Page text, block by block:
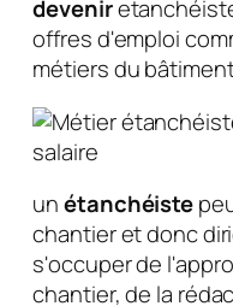
devenir
offres d'emploi
métiers du
unétanchéiste
chantier et donc
s'occuper de
chantier, de la